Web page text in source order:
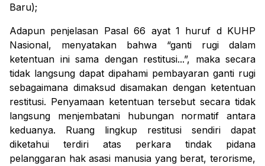
Baru);
Adapun penjelasan Pasal 66 ayat 1 huruf d KUHP
Nasional, menyatakan bahwa “ganti rugi dalam
ketentuan ini sama dengan restitusi...”, maka secara
tidak langsung dapat dipahami pembayaran ganti rugi
sebagaimana dimaksud disamakan dengan ketentuan
restitusi. Penyamaan ketentuan tersebut secara tidak
langsung menjembatani hubungan normatif antara
keduanya. Ruang lingkup restitusi sendiri dapat
diketahui terdiri atas perkara tindak pidana
pelanggaran hak asasi manusia yang berat, terorisme,